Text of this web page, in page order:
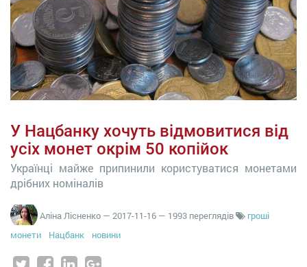
У Нацбанку хочуть відмовитися від
усіх монет окрім 50 копійок
Українці майже припинили користуватися монетами
дрібних номіналів
Аліна Лісненко — 2017-11-16 — 1993 переглядів
гроші
монети
Нацбанк новини